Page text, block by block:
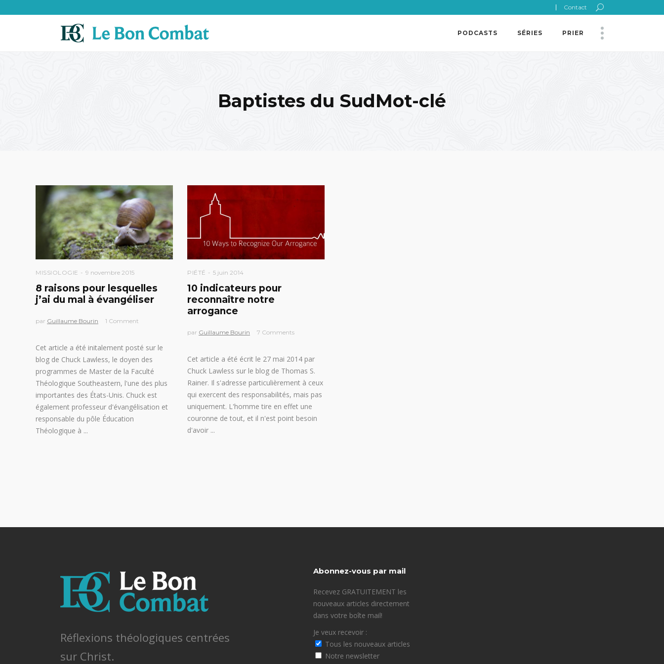
Contact
PODCASTS SÉRIES PRIER
Baptistes du SudMot-clé
MISSIOLOGIE 9 novembre 2015
8 raisons pour lesquelles
j’ai du mal à évangéliser
par Guillaume Bourin 1 Comment
Cet article a été initalement posté sur le
blog de Chuck Lawless, le doyen des
programmes de Master de la Faculté
Théologique Southeastern, l'une des plus
importantes des États-Unis. Chuck est
également professeur d'évangélisation et
responsable du pôle Éducation
Théologique à
PIÉTÉ 5 juin 2014
10 indicateurs pour
reconnaître notre
arrogance
par Guillaume Bourin 7 Comments
Cet article a été écrit le 27 mai 2014 par
Chuck Lawless sur le blog de Thomas S.
Rainer. Il s'adresse particulièrement à ceux
qui exercent des responsabilités, mais pas
uniquement. L'homme tire en effet une
couronne de tout, et il n'est point besoin
d'avoir
Réflexions théologiques centrées
sur Christ.
Abonnez-vous par mail
Recevez GRATUITEMENT les
nouveaux articles directement
dans votre boîte mail!
Je veux recevoir :
Tous les nouveaux articles
Notre newsletter